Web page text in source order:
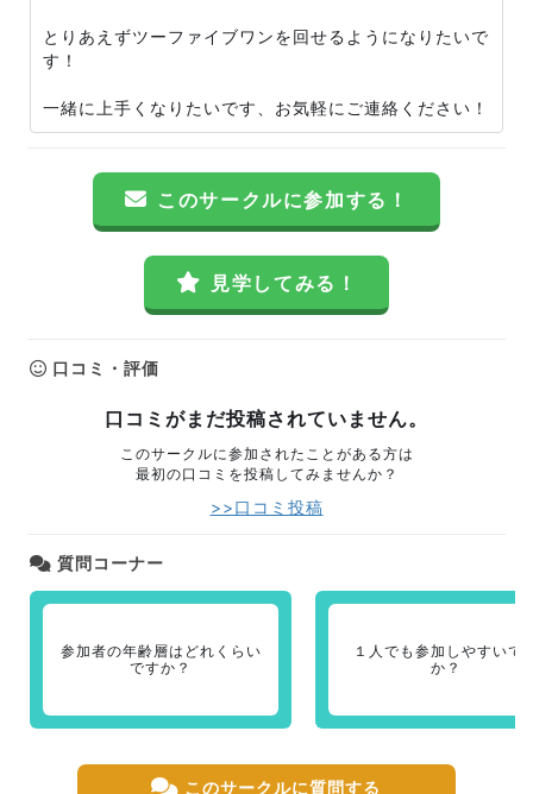
とりあえずツーファイブワンを回せるようになりたいで
す！
一緒に上手くなりたいです、お気軽にご連絡ください！
このサークルに参加する！
見学してみる！
口コミ・評価
口コミがまだ投稿されていません。
このサークルに参加されたことがある方は
最初の口コミを投稿してみませんか？
>>口コミ投稿
質問コーナー
参加者の年齢層はどれくらい
ですか？
１人でも参加しやすいで
か？
このサークルに質問する